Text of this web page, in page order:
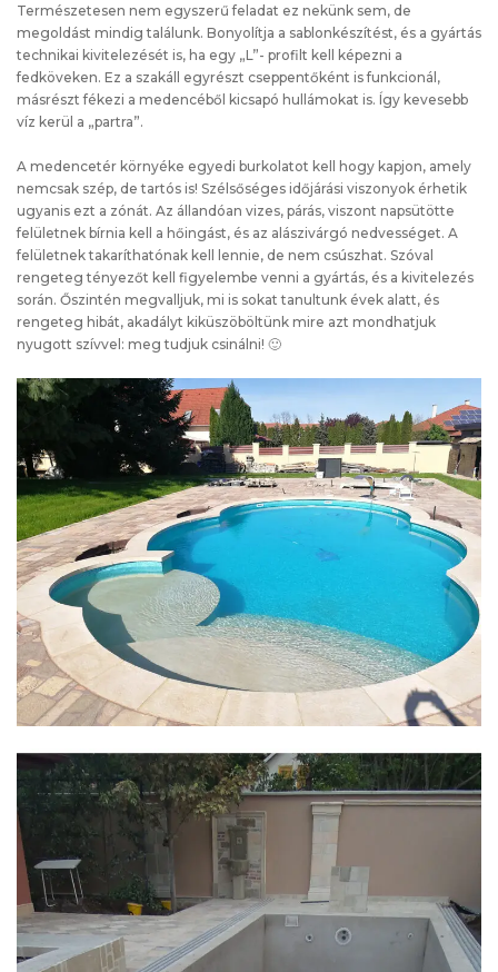
Természetesen nem egyszerű feladat ez nekünk sem, de
megoldást mindig találunk. Bonyolítja a sablonkészítést, és a gyártás
technikai kivitelezését is, ha egy „L”- profilt kell képezni a
fedköveken. Ez a szakáll egyrészt cseppentőként is funkcionál,
másrészt fékezi a medencéből kicsapó hullámokat is. Így kevesebb
víz kerül a „partra”.
A medencetér környéke egyedi burkolatot kell hogy kapjon, amely
nemcsak szép, de tartós is! Szélsőséges időjárási viszonyok érhetik
ugyanis ezt a zónát. Az állandóan vizes, párás, viszont napsütötte
felületnek bírnia kell a hőingást, és az alászivárgó nedvességet. A
felületnek takaríthatónak kell lennie, de nem csúszhat. Szóval
rengeteg tényezőt kell figyelembe venni a gyártás, és a kivitelezés
során. Őszintén megvalljuk, mi is sokat tanultunk évek alatt, és
rengeteg hibát, akadályt kiküszöböltünk mire azt mondhatjuk
nyugott szívvel: meg tudjuk csinálni! 🙂